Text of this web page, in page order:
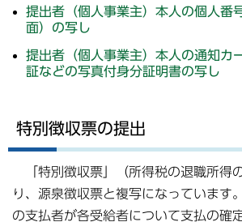
提出者（個人事業主）本人の個人番
面）の写し
提出者（個人事業主）本人の通知カ
証などの写真付身分証明書の写し
特別徴収票の提出
「特別徴収票」（所得税の退職所得
り、源泉徴収票と複写になっています
の支払者が各受給者について支払の確